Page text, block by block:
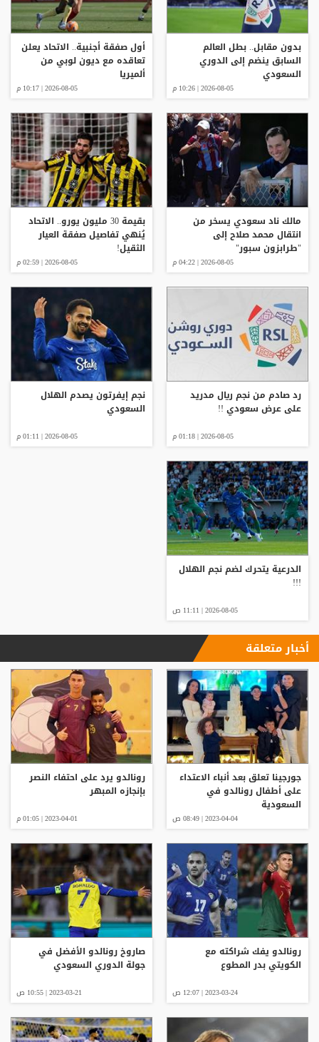
بدون مقابل.. بطل العالم
السابق ينضم إلى الدوري
السعودي
2026-08-05 | 10:26 م
أول صفقة أجنبية.. الاتحاد يعلن
تعاقده مع ديون لوبي من
ألميريا
2026-08-05 | 10:17 م
مالك ناد سعودي يسخر من
انتقال محمد صلاح إلى
"طرابزون سبور"
2026-08-05 | 04:22 م
بقيمة 30 مليون يورو.. الاتحاد
يُنهي تفاصيل صفقة العيار
الثقيل!
2026-08-05 | 02:59 م
رد صادم من نجم ريال مدريد
على عرض سعودي !!
2026-08-05 | 01:18 م
نجم إيفرتون يصدم الهلال
السعودي
2026-08-05 | 01:11 م
الدرعية يتحرك لضم نجم الهلال
!!!
2026-08-05 | 11:11 ص
أخبار متعلقة
جورجينا تعلق بعد أنباء الاعتداء
على أطفال رونالدو في
السعودية
2023-04-04 | 08:49 ص
رونالدو يرد على احتفاء النصر
بإنجازه المبهر
2023-04-01 | 01:05 م
رونالدو يفك شراكته مع
الكويتي بدر المطوع
2023-03-24 | 12:07 ص
صاروخ رونالدو الأفضل في
جولة الدوري السعودي
2023-03-21 | 10:55 ص